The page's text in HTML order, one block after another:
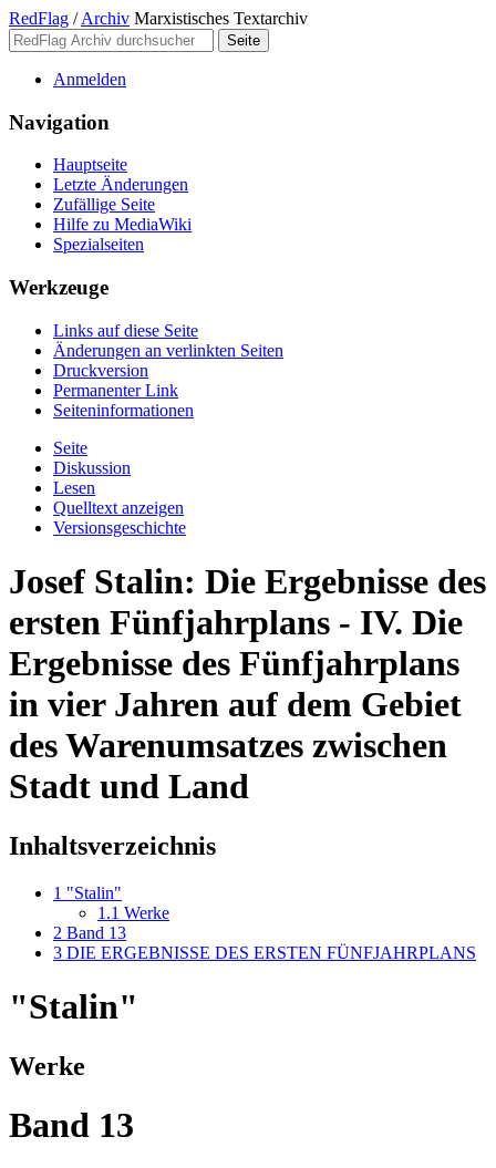
RedFlag / Archiv Marxistisches Textarchiv
Anmelden
Navigation
Hauptseite
Letzte Änderungen
Zufällige Seite
Hilfe zu MediaWiki
Spezialseiten
Werkzeuge
Links auf diese Seite
Änderungen an verlinkten Seiten
Druckversion
Permanenter Link
Seiten­­informationen
Seite
Diskussion
Lesen
Quelltext anzeigen
Versionsgeschichte
Josef Stalin: Die Ergebnisse des
ersten Fünfjahrplans - IV. Die
Ergebnisse des Fünfjahrplans
in vier Jahren auf dem Gebiet
des Warenumsatzes zwischen
Stadt und Land
Inhaltsverzeichnis
1 "Stalin"
1.1 Werke
2 Band 13
3 DIE ERGEBNISSE DES ERSTEN FÜNFJAHRPLANS
"Stalin"
Werke
Band 13